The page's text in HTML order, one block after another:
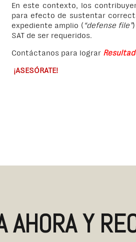
En este contexto, los
para efecto de sustentar
expediente amplio ( “defense file”
SAT de ser requeridos.
Contáctanos para lograr
¡ASESÓRATE!
AHORA Y